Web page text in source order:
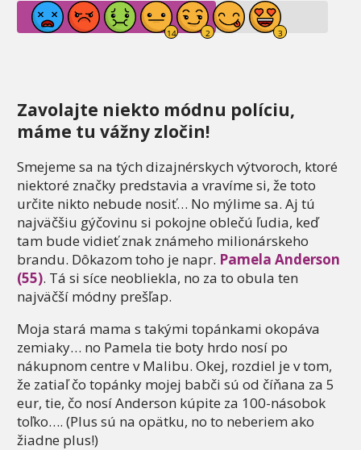
Zavolajte niekto módnu políciu,
máme tu vážny zločin!
Smejeme sa na tých dizajnérskych výtvoroch, ktoré
niektoré značky predstavia a vravíme si, že toto
určite nikto nebude nosiť… No mýlime sa. Aj tú
najväčšiu gýčovinu si pokojne oblečú ľudia, keď
tam bude vidieť znak známeho milionárskeho
brandu. Dôkazom toho je napr. Pamela Anderson
(55). Tá si síce neobliekla, no za to obula ten
najväčší módny prešľap.
Moja stará mama s takými topánkami okopáva
zemiaky… no Pamela tie boty hrdo nosí po
nákupnom centre v Malibu. Okej, rozdiel je v tom,
že zatiaľ čo topánky mojej babči sú od číňana za 5
eur, tie, čo nosí Anderson kúpite za 100-násobok
toľko…. (Plus sú na opätku, no to neberiem ako
žiadne plus!)